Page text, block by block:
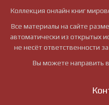
Коллекция онлайн книг
Все материалы на сайте
автоматически из открытых
не несёт ответственности
Вы можете направить